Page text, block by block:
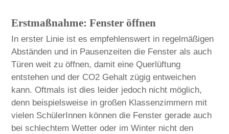
Erstmaßnahme: Fenster öffnen
In erster Linie ist es empfehlenswert in regelmäßigen
Abständen und in Pausenzeiten die Fenster als auch
Türen weit zu öffnen, damit eine Querlüftung
entstehen und der CO2 Gehalt zügig entweichen
kann. Oftmals ist dies leider jedoch nicht möglich,
denn beispielsweise in großen Klassenzimmern mit
vielen SchülerInnen können die Fenster gerade auch
bei schlechtem Wetter oder im Winter nicht den